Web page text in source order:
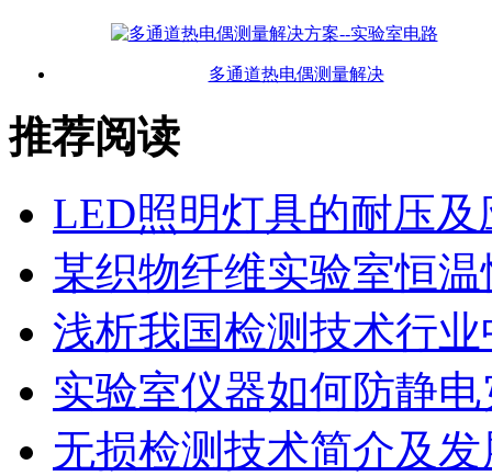
多通道热电偶测量解决
推荐阅读
LED照明灯具的耐压及
某织物纤维实验室恒
浅析我国检测技术行
实验室仪器如何防静电
无损检测技术简介及